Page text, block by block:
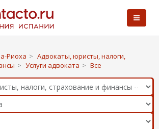
Риоха > Адвокаты, юристы, налоги,
> Услуги адвоката > Все